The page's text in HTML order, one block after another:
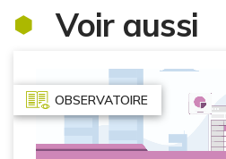
Voir aussi
OBSERVATOIRE